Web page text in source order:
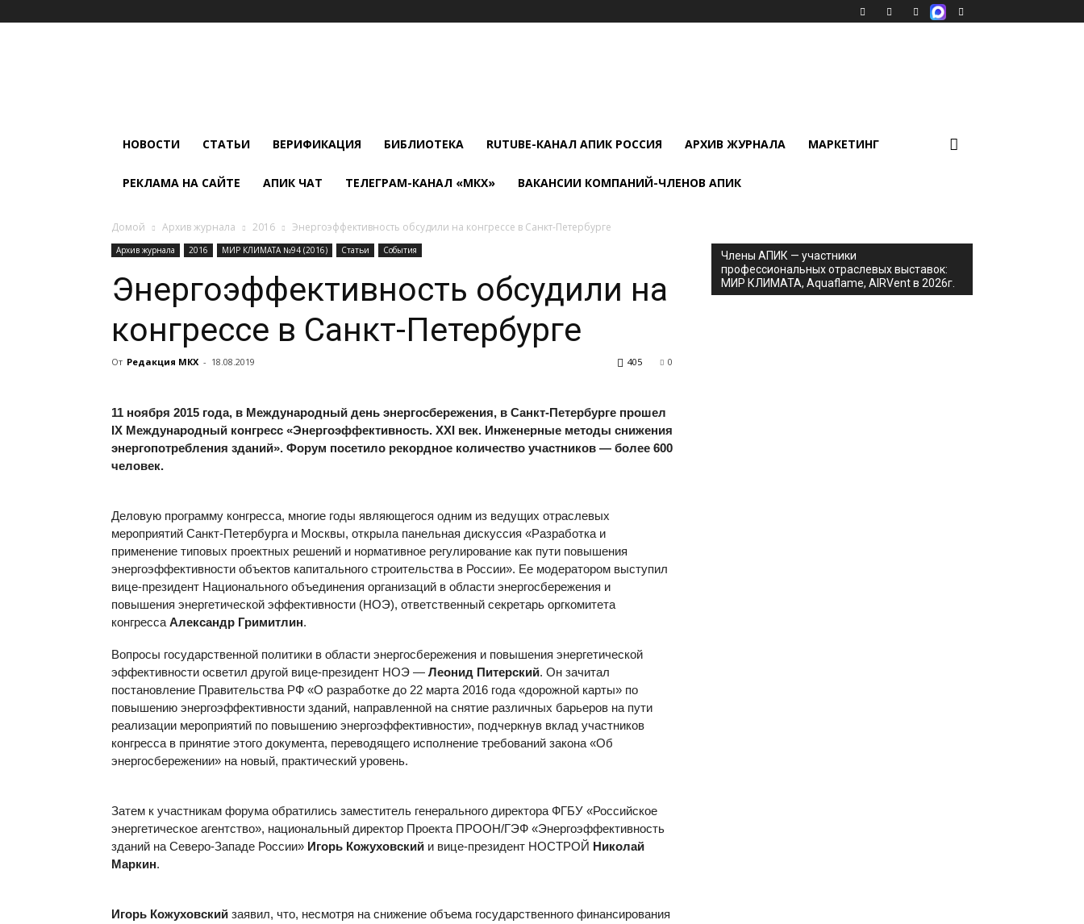
НОВОСТИ СТАТЬИ ВЕРИФИКАЦИЯ БИБЛИОТЕКА RUTUBE-КАНАЛ АПИК РОССИЯ АРХИВ ЖУРНАЛА МАРКЕТИНГ
РЕКЛАМА НА САЙТЕ АПИК ЧАТ ТЕЛЕГРАМ-КАНАЛ «МКХ» ВАКАНСИИ КОМПАНИЙ-ЧЛЕНОВ АПИК
Домой Архив журнала 2016 Энергоэффективность обсудили на конгрессе в Санкт-Петербурге
Архив журнала 2016 МИР КЛИМАТА №94 (2016) Статьи События
Энергоэффективность обсудили на
конгрессе в Санкт-Петербурге
От Редакция МКХ - 18.08.2019 0
405
11 ноября 2015 года, в Международный день энергосбережения, в Санкт-Петербурге прошел
IX Международный конгресс «Энергоэффективность. XXI век. Инженерные методы снижения
энергопотребления зданий». Форум посетило рекордное количество участников — более 600
человек.
Деловую программу конгресса, многие годы являющегося одним из ведущих отраслевых
мероприятий Санкт-Петербурга и Москвы, открыла панельная дискуссия «Разработка и
применение типовых проектных решений и нормативное регулирование как пути повышения
энергоэффективности объектов капитального строительства в России». Ее модератором выступил
вице-президент Национального объединения организаций в области энергосбережения и
повышения энергетической эффективности (НОЭ), ответственный секретарь оргкомитета
конгресса Александр Гримитлин.
Вопросы государственной политики в области энергосбережения и повышения энергетической
эффективности осветил другой вице-президент НОЭ — Леонид Питерский. Он зачитал
постановление Правительства РФ «О разработке до 22 марта 2016 года «дорожной карты» по
повышению энергоэффективности зданий, направленной на снятие различных барьеров на пути
реализации мероприятий по повышению энергоэффективности», подчеркнув вклад участников
конгресса в принятие этого документа, переводящего исполнение требований закона «Об
энергосбережении» на новый, практический уровень.
Затем к участникам форума обратились заместитель генерального директора ФГБУ «Российское
энергетическое агентство», национальный директор Проекта ПРООН/ГЭФ «Энергоэффективность
зданий на Северо-Западе России» Игорь Кожуховский и вице-президент НОСТРОЙ Николай
Маркин.
Игорь Кожуховский заявил, что, несмотря на снижение объема государственного финансирования
Члены АПИК — участники
профессиональных отраслевых выставок:
МИР КЛИМАТА, Aquaflame, AIRVent в 2026г.